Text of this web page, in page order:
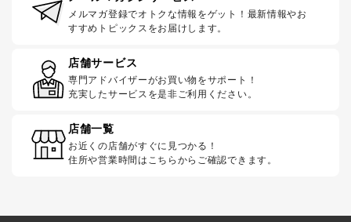
メルマガ登録でオトクな情報をゲット！最新情報やお
すすめトピックスをお届けします。
店舗サービス
専門アドバイザーがお買い物をサポート！
充実したサービスを是非ご利用ください。
店舗一覧
お近くの店舗がすぐに見つかる！
住所や営業時間はこちらからご確認できます。